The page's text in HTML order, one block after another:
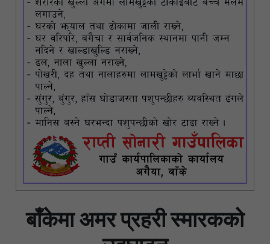
बाँकेमा अमर प्रहरी स्मारकको